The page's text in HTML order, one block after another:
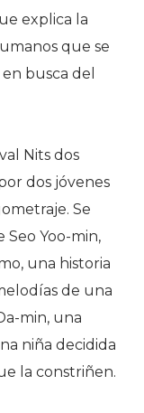
explica la
que se
busca del
Nits dos
dos jóvenes
Se
Yoo-min,
una historia
de una
min, una
niña decidida
la constriñen.